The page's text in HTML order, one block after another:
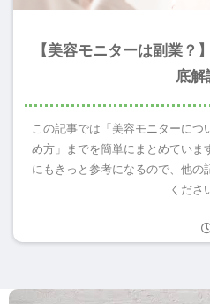
【美容モニターは副業？
底解
この記事では「美容モニターにつ
め方」までを簡単にまとめていま
にもきっと参考になるので、他の
くださ